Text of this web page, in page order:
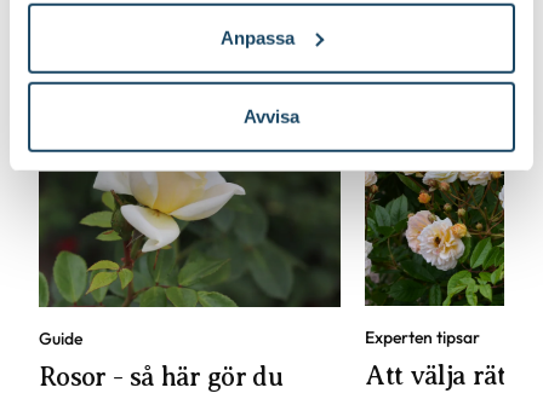
Anpassa
Avvisa
Guide
Rosor - så här gör du
Experten tipsar
Att välja rätt